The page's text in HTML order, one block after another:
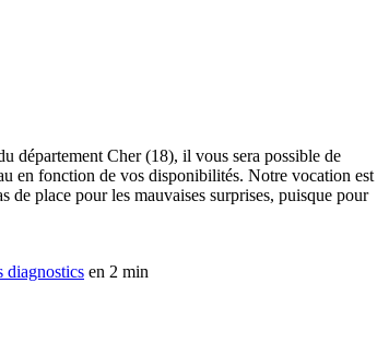
département Cher (18), il vous sera possible de
en fonction de vos disponibilités. Notre vocation est
place pour les mauvaises surprises, puisque pour
diagnostics en 2 min